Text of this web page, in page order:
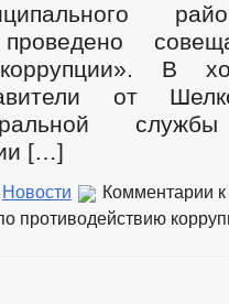
коррупции». В
от
службы
[…]
Новости Комментарии
противодействию